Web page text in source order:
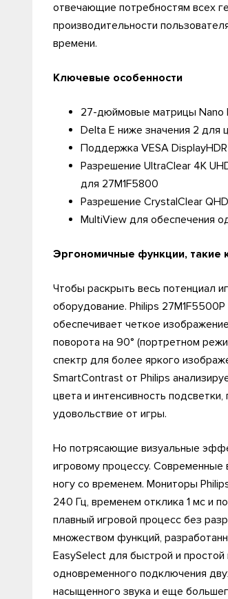
отвечающие потребностям всех
производительности
времени.
Ключевые особенности
27-дюймовые матрицы Nano
Delta E ниже значения 2 для
Поддержка VESA
Разрешение UltraClear 4K
для 27M1F5800
Разрешение CrystalClear
MultiView для обеспечения
Эргономичные функции, такие
Чтобы раскрыть весь потенциал
оборудование. Philips
обеспечивает четкое
поворота на 90° (портретном
спектр для более яркого
SmartContrast от Philips
цвета и интенсивность
удовольствие от игры.
Но потрясающие визуальные
игровому процессу.
ногу со временем. Мониторы
240 Гц, временем отклика 1 мс и
плавный игровой процесс без
множеством функций,
EasySelect для быстрой и
одновременного подключения
насыщенного звука и еще